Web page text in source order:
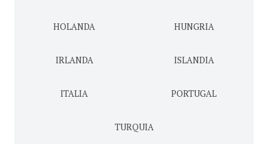
HOLANDA HUNGRIA
IRLANDA ISLANDIA
ITALIA PORTUGAL
TURQUIA